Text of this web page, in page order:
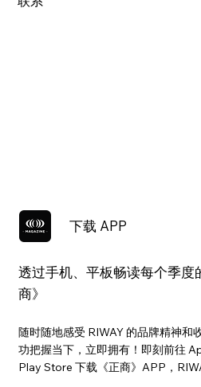
下载 APP
透过手机、平板畅读每个季度
商》
随时随地感受 RIWAY 的品牌精神和
功把握当下，立即拥有！即刻前往
Play Store 下载《正商》APP，